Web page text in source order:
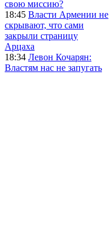
свою миссию?
18:45 Власти Армении не
скрывают, что сами
закрыли страницу
Арцаха
18:34 Левон Кочарян:
Властям нас не запугать